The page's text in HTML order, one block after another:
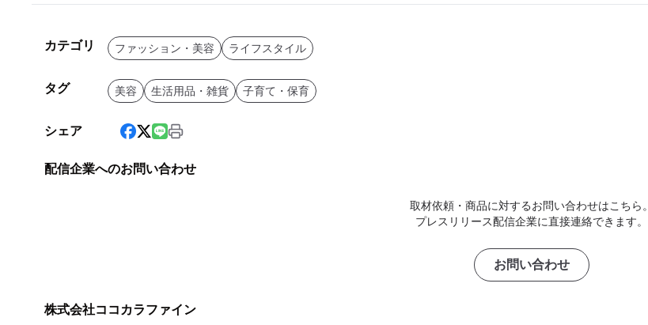
カテゴリ ファッション・美容 ライフスタイル
タグ 美容 生活用品・雑貨 子育て・保育
シェア
配信企業へのお問い合わせ
取材依頼・商品に対するお問い合わせはこちら。
プレスリリース配信企業に直接連絡できます。
お問い合わせ
株式会社ココカラファイン